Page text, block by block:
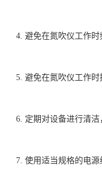
4. 避免在氮吹仪工作时
5. 避免在氮吹仪工作时
6. 定期对设备进行清洁
7. 使用适当规格的电源